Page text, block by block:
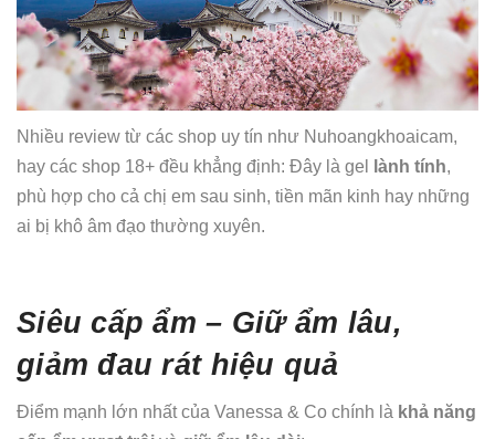
Nhiều review từ các shop uy tín như Nuhoangkhoaicam,
hay các shop 18+ đều khẳng định: Đây là gel
lành tính,
phù hợp cho cả chị em sau sinh, tiền mãn kinh hay những
ai bị khô âm đạo thường xuyên.
Siêu cấp ẩm – Giữ ẩm lâu,
giảm đau rát hiệu quả
Điểm mạnh lớn nhất của Vanessa & Co chính là khả năng